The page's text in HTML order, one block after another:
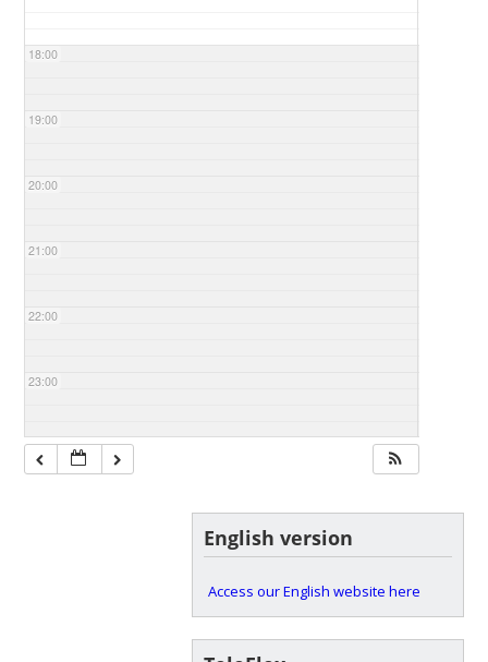
18:00
19:00
20:00
21:00
22:00
23:00
English version
Access our English website here